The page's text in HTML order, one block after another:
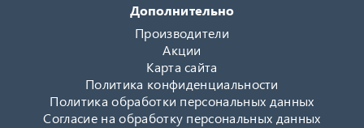
Дополнительно
Производители
Акции
Карта сайта
Политика конфиденциальности
Политика обработки персональных данных
Согласие на обработку персональных данных